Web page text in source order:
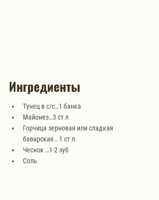
Ингредиенты
Тунец в с/с…1 банка
Майонез…3 ст л
Горчица зерновая или сладкая
баварская… 1 ст л
Чеснок …1-2 зуб
Соль